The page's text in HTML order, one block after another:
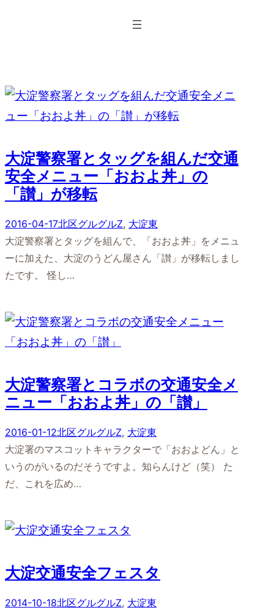
キ
ッ
大淀警察署とタッグを組んだ交通
安全メニュー「おおよ丼」の
「讃」が移転
2016-04-17北区グルグルZ, 大淀東
大淀警察署とタッグを組んで、「おおよ丼」をメニュ
ーに加えた、大淀のうどん屋さん「讃」が移転しまし
たです。 怪し…
大淀警察署とコラボの交通安全メ
ニュー「おおよ丼」の「讃」
2016-01-12北区グルグルZ, 大淀東
大淀署のマスコットキャラクターで「おおよどん」と
いうのがいるのだそうですよ。知らんけど（笑） た
だ、これを広め…
大淀交通安全フェスタ
2014-10-18北区グルグルZ, 大淀東